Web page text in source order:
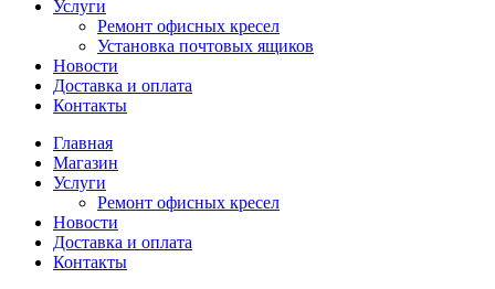
Услуги
Ремонт офисных кресел
Установка почтовых ящиков
Новости
Доставка и оплата
Контакты
Главная
Магазин
Услуги
Ремонт офисных кресел
Новости
Доставка и оплата
Контакты